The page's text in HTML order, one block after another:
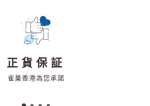
正貨保証
雀巢香港為您承諾